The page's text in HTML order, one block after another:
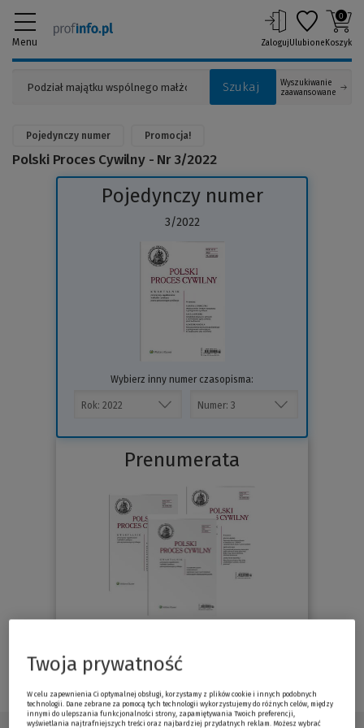
Menu
Szukaj
Wyszukiwanie
zaawansowane
ZalogujUlubione
0
Koszyk
Pojedynczy numer Promocja!
Polski Proces Cywilny - Nr 3/2022
Pojedynczy numer
3/2022
Wybierz inny numer czasopisma:
Prenumerata
Sprawdź
Twoja prywatność
W celu zapewnienia Ci optymalnej obsługi, korzystamy z plików cookie i innych podobnych
technologii. Dane zebrane za pomocą tych technologii wykorzystujemy do różnych celów, między
innymi do ulepszania funkcjonalności strony, zapamiętywania Twoich preferencji,
wyświetlania najtrafniejszych treści oraz najbardziej przydatnych reklam. Możesz wybrać